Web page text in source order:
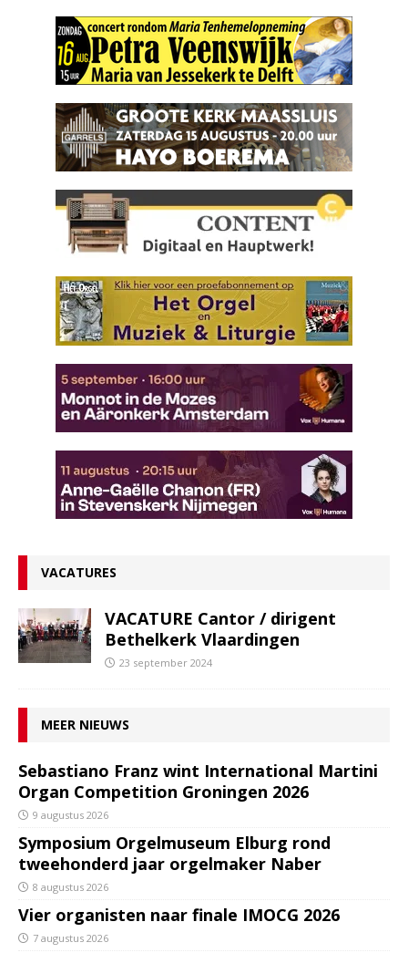
VACATURES
VACATURE Cantor / dirigent
Bethelkerk Vlaardingen
23 september 2024
MEER NIEUWS
Sebastiano Franz wint International Martini
Organ Competition Groningen 2026
9 augustus 2026
Symposium Orgelmuseum Elburg rond
tweehonderd jaar orgelmaker Naber
8 augustus 2026
Vier organisten naar finale IMOCG 2026
7 augustus 2026